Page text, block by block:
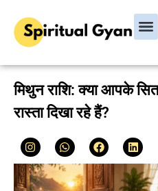
मिथुन राशि: क्या आपके
रास्ता दिखा रहे हैं?